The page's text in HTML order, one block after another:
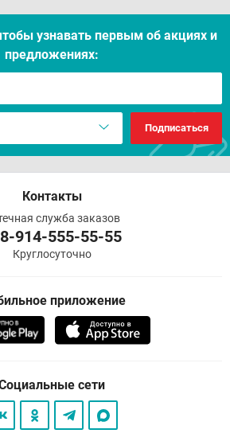
узнавать первым об акцияx и
предложениях:
Подписаться
Контакты
служба заказов
8-914-555-55-55
Круглосуточно
приложение
сети